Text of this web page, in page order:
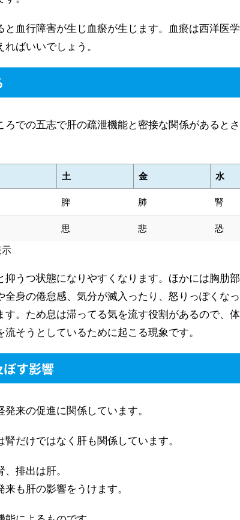
と血行障害が生じ血瘀が生じます。血瘀は西洋医
ばいいでしょう。
ろでの五志で肝の疏泄機能と密接な関係があると
土 金 水
脾 肺 腎
思 悲 恐
抑うつ状態になりやすくなります。ほかには胸肋
全身の倦怠感、気分が滅入ったり、怒りっぽくな
す。ため息は滞ってる気を流す役割があるので、
そうとしているために起こる現象です。
す影響
来の促進に関係しています。
だけではなく肝も関係しています。
排出は肝。
も肝の影響をうけます。